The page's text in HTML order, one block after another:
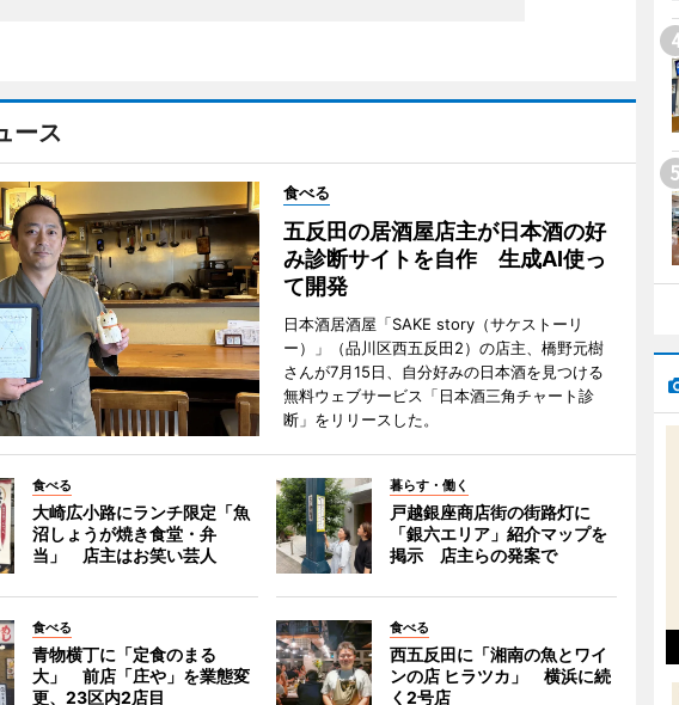
ース
食べる
五反田の居酒屋店主が日本酒の好
み診断サイトを自作 生成AI使っ
て開発
日本酒居酒屋「SAKE story（サケストーリ
ー）」（品川区西五反田2）の店主、橋野元樹
さんが7月15日、自分好みの日本酒を見つける
無料ウェブサービス「日本酒三角チャート診
断」をリリースした。
食べる
大崎広小路にランチ限定「魚
沼しょうが焼き食堂・弁
当」 店主はお笑い芸人
暮らす・働く
戸越銀座商店街の街路灯に
「銀六エリア」紹介マップを
掲示 店主らの発案で
食べる
青物横丁に「定食のまる
大」 前店「庄や」を業態変
更、23区内2店目
食べる
西五反田に「湘南の魚とワイ
ンの店 ヒラツカ」 横浜に続
く2号店